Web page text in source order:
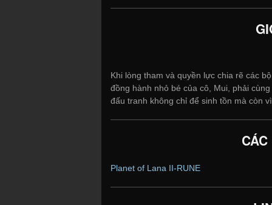
Khi lòng tham và quyền lực chia rẽ các
đồng hành nhỏ bé của cô, Mui, phải
đấu tranh không chỉ để sinh tồn mà còn
Planet of Lana II-RUNE